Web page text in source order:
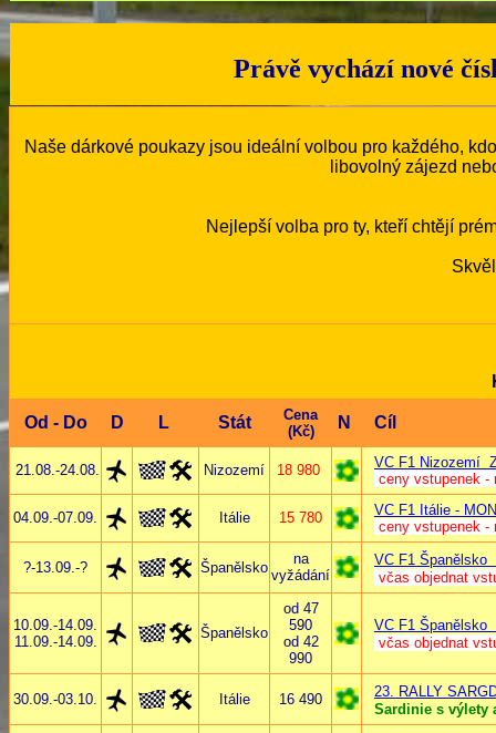
Právě vychází nové
Naše dárkové poukazy jsou ideální volbou pro každého,
libovolný zájezd
Nejlepší volba pro ty, kteří chtějí
Od - Do D L Stát
Cena
(Kč)
N
21.08.-24.08. Nizozemí 18 980
VC F1 Nizozemí
ceny vstupenek -
04.09.-07.09. Itálie 15 780
VC F1 Itálie -
ceny vstupenek -
?-13.09.-? Španělsko
na
vyžádání
VC F1 Španělsko
včas objednat
10.09.-14.09.
11.09.-14.09.
Španělsko
od 47
590
od 42
990
VC F1 Španělsko
včas objednat
30.09.-03.10. Itálie 16 490
23. RALLY
Sardinie s výlety